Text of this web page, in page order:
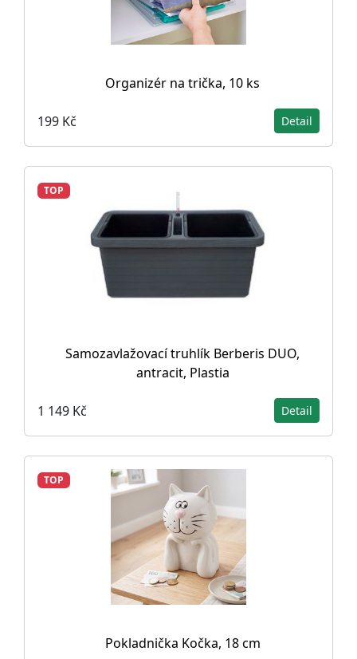
Organizér na trička, 10 ks
199 Kč Detail
TOP
Samozavlažovací truhlík Berberis DUO,
antracit, Plastia
1 149 Kč Detail
TOP
Pokladnička Kočka, 18 cm